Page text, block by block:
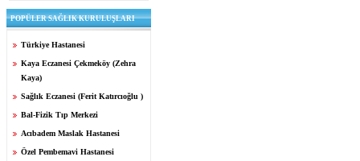
POPÜLER SAĞLIK KURULUŞLARI
Türkiye Hastanesi
Kaya Eczanesi Çekmeköy (Zehra
Kaya)
Sağlık Eczanesi (Ferit Katırcıoğlu )
Bal-Fizik Tıp Merkezi
Acıbadem Maslak Hastanesi
Özel Pembemavi Hastanesi